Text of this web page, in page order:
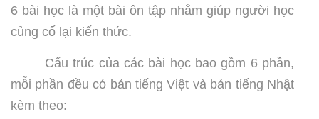
6 bài học là một bài ôn tập nhằm giúp người học
củng cố lại kiến thức.
Cấu trúc của các bài học bao gồm 6 phần,
mỗi phần đều có bản tiếng Việt và bản tiếng Nhật
kèm theo: